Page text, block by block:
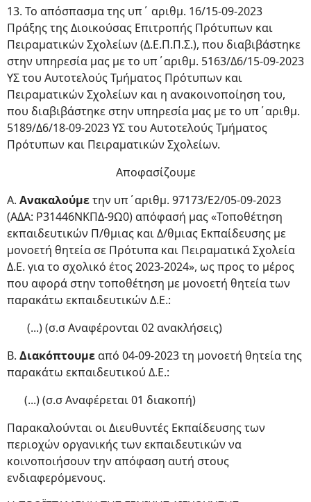
13. Το απόσπασμα της υπ΄ αριθμ. 16/15-09-2023
Πράξης της Διοικούσας Επιτροπής Πρότυπων και
Πειραματικών Σχολείων (Δ.Ε.Π.Π.Σ.), που διαβιβάστηκε
στην υπηρεσία μας με το υπ΄αριθμ. 5163/Δ6/15-09-2023
ΥΣ του Αυτοτελούς Τμήματος Πρότυπων και
Πειραματικών Σχολείων και η ανακοινοποίηση του,
που διαβιβάστηκε στην υπηρεσία μας με το υπ΄αριθμ.
5189/Δ6/18-09-2023 ΥΣ του Αυτοτελούς Τμήματος
Πρότυπων και Πειραματικών Σχολείων.
Αποφασίζουμε
Α. Ανακαλούμετην υπ΄αριθμ. 97173/Ε2/05-09-2023
(ΑΔΑ: Ρ31446ΝΚΠΔ-9Ω0) απόφασή μας «Τοποθέτηση
εκπαιδευτικών Π/θμιας και Δ/θμιας Εκπαίδευσης με
μονοετή θητεία σε Πρότυπα και Πειραματικά Σχολεία
Δ.Ε. για το σχολικό έτος 2023-2024», ως προς το μέρος
που αφορά στην τοποθέτηση με μονοετή θητεία των
παρακάτω εκπαιδευτικών Δ.Ε.:
(...) (σ.σ Αναφέρονται 02 ανακλήσεις)
Β. Διακόπτουμεαπό 04-09-2023 τη μονοετή θητεία της
παρακάτω εκπαιδευτικού Δ.Ε.:
(...) (σ.σ Αναφέρεται 01 διακοπή)
Παρακαλούνται οι Διευθυντές Εκπαίδευσης των
περιοχών οργανικής των εκπαιδευτικών να
κοινοποιήσουν την απόφαση αυτή στους
ενδιαφερόμενους.